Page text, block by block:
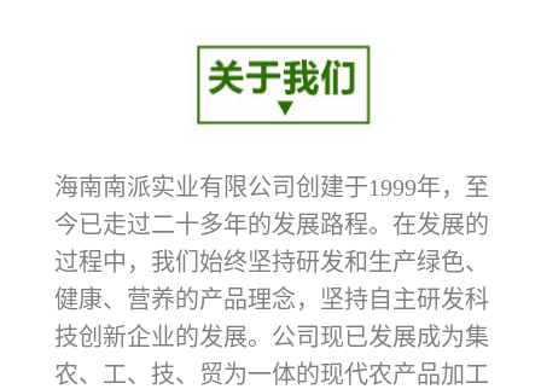
海南南派实业有限公司创建于1999年，至
今已走过二十多年的发展路程。在发展的
过程中，我们始终坚持研发和生产绿色、
健康、营养的产品理念，坚持自主研发科
技创新企业的发展。公司现已发展成为集
农、工、技、贸为一体的现代农产品加工